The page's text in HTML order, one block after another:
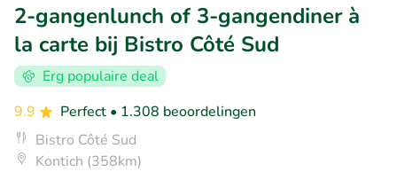
2-gangenlunch of 3-gangendiner à
la carte bij Bistro Côté Sud
Erg populaire deal
9.9
Perfect • 1.308 beoordelingen
Bistro Côté Sud
Kontich (358km)